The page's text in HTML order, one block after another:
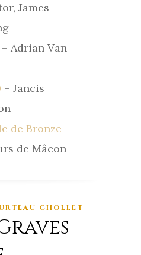
James
– Adrian Van
– Jancis
de Bronze –
de Mâcon
CHOLLET